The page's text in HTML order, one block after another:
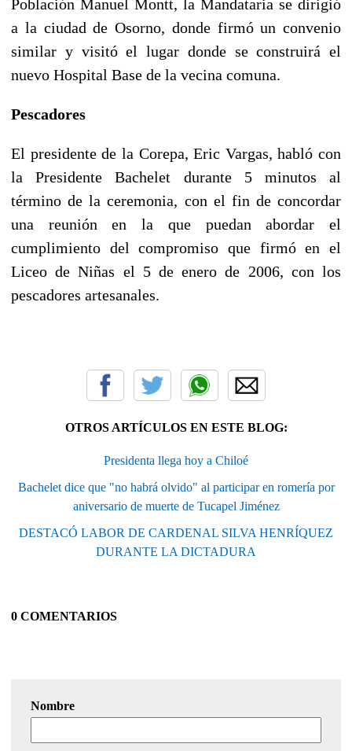
Población Manuel Montt, la Mandataria se dirigió
a la ciudad de Osorno, donde firmó un convenio
similar y visitó el lugar donde se construirá el
nuevo Hospital Base de la vecina comuna.
Pescadores
El presidente de la Corepa, Eric Vargas, habló con
la Presidente Bachelet durante 5 minutos al
término de la ceremonia, con el fin de concordar
una reunión en la que puedan abordar el
cumplimiento del compromiso que firmó en el
Liceo de Niñas el 5 de enero de 2006, con los
pescadores artesanales.
OTROS ARTÍCULOS EN ESTE BLOG:
Presidenta llega hoy a Chiloé
Bachelet dice que "no habrá olvido" al participar en romería por
aniversario de muerte de Tucapel Jiménez
DESTACÓ LABOR DE CARDENAL SILVA HENRÍQUEZ
DURANTE LA DICTADURA
0 COMENTARIOS
Nombre